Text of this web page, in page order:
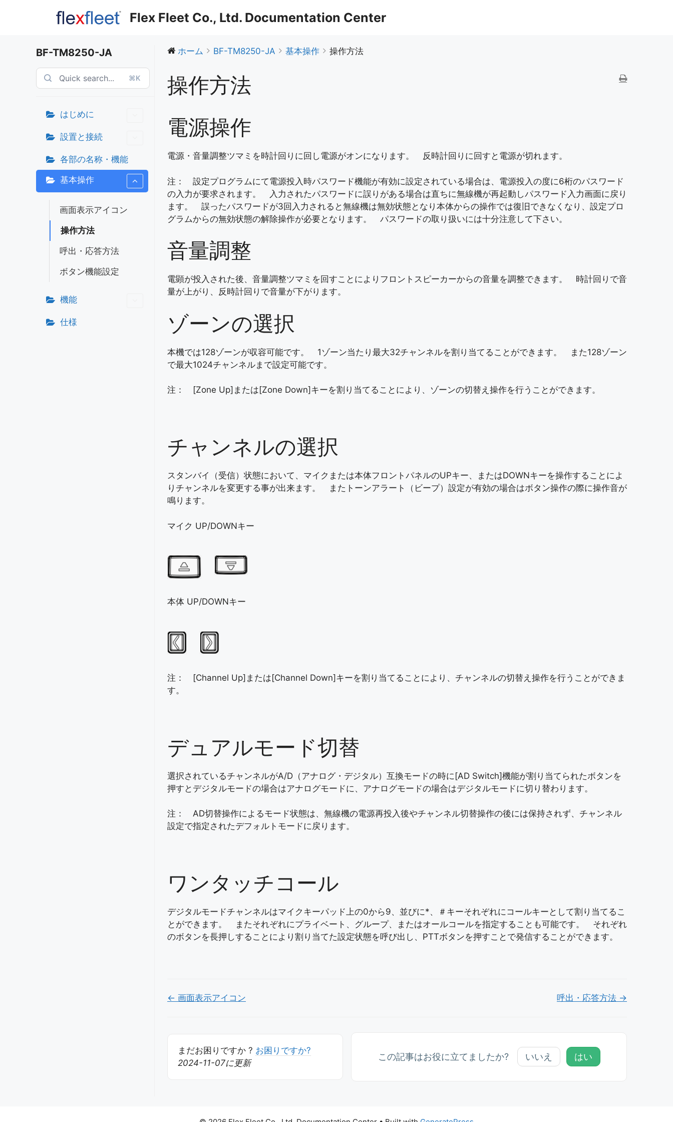
Flex Fleet Co., Ltd. Documentation Center
BF-TM8250-JA
⌘K
はじめに
設置と接続
各部の名称・機能
基本操作
画面表示アイコン
操作方法
呼出・応答方法
ボタン機能設定
機能
仕様
ホーム BF-TM8250-JA 基本操作 操作方法
操作方法
電源操作
電源・音量調整ツマミを時計回りに回し電源がオンになります。 反時計回りに回すと電源が切れます。
注： 設定プログラムにて電源投入時パスワード機能が有効に設定されている場合は、電源投入の度に6桁のパスワード
の入力が要求されます。 入力されたパスワードに誤りがある場合は直ちに無線機が再起動しパスワード入力画面に戻り
ます。 誤ったパスワードが3回入力されると無線機は無効状態となり本体からの操作では復旧できなくなり、設定プロ
グラムからの無効状態の解除操作が必要となります。 パスワードの取り扱いには十分注意して下さい。
音量調整
電顕が投入された後、音量調整ツマミを回すことによりフロントスピーカーからの音量を調整できます。 時計回りで音
量が上がり、反時計回りで音量が下がります。
ゾーンの選択
本機では128ゾーンが収容可能です。 1ゾーン当たり最大32チャンネルを割り当てることができます。 また128ゾーン
で最大1024チャンネルまで設定可能です。
注： [Zone Up]または[Zone Down]キーを割り当てることにより、ゾーンの切替え操作を行うことができます。
チャンネルの選択
スタンバイ（受信）状態において、マイクまたは本体フロントパネルのUPキー、またはDOWNキーを操作することによ
りチャンネルを変更する事が出来ます。 またトーンアラート（ビープ）設定が有効の場合はボタン操作の際に操作音が
鳴ります。
マイク UP/DOWNキー
本体 UP/DOWNキー
注： [Channel Up]または[Channel Down]キーを割り当てることにより、チャンネルの切替え操作を行うことができま
す。
デュアルモード切替
選択されているチャンネルがA/D（アナログ・デジタル）互換モードの時に[AD Switch]機能が割り当てられたボタンを
押すとデジタルモードの場合はアナログモードに、アナログモードの場合はデジタルモードに切り替わります。
注： AD切替操作によるモード状態は、無線機の電源再投入後やチャンネル切替操作の後には保持されず、チャンネル
設定で指定されたデフォルトモードに戻ります。
ワンタッチコール
デジタルモードチャンネルはマイクキーパッド上の0から9、並びに*、＃キーそれぞれにコールキーとして割り当てるこ
とができます。 またそれぞれにプライベート、グループ、またはオールコールを指定することも可能です。 それぞれ
のボタンを長押しすることにより割り当てた設定状態を呼び出し、PTTボタンを押すことで発信することができます。
Doc
ゲ
ー
← 画面表示アイコン 呼出・応答方法 →
まだお困りですか ? お困りですか?
2024-11-07に更新
この記事はお役に立てましたか? いいえ はい